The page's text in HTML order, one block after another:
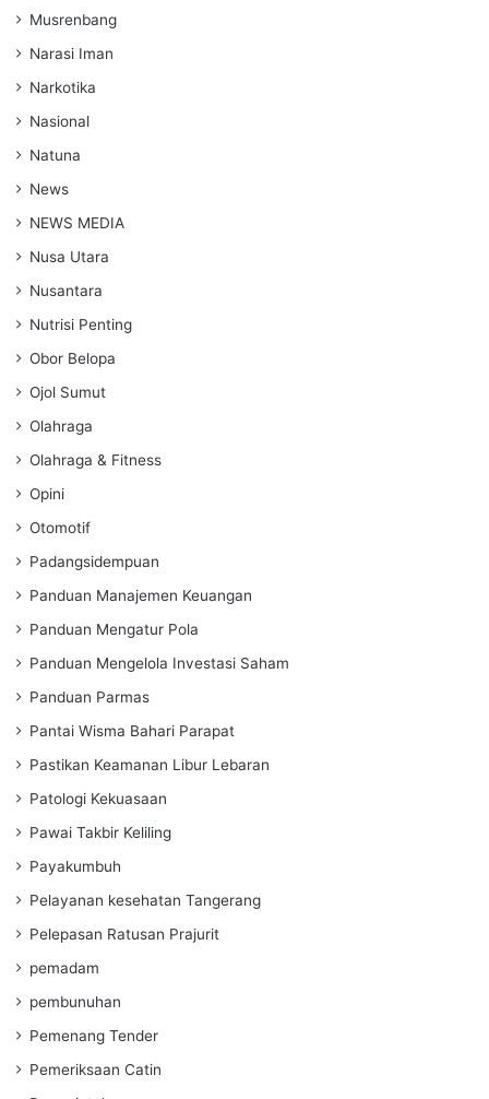
Musrenbang
Narasi Iman
Narkotika
Nasional
Natuna
News
NEWS MEDIA
Nusa Utara
Nusantara
Nutrisi Penting
Obor Belopa
Ojol Sumut
Olahraga
Olahraga & Fitness
Opini
Otomotif
Padangsidempuan
Panduan Manajemen Keuangan
Panduan Mengatur Pola
Panduan Mengelola Investasi Saham
Panduan Parmas
Pantai Wisma Bahari Parapat
Pastikan Keamanan Libur Lebaran
Patologi Kekuasaan
Pawai Takbir Keliling
Payakumbuh
Pelayanan kesehatan Tangerang
Pelepasan Ratusan Prajurit
pemadam
pembunuhan
Pemenang Tender
Pemeriksaan Catin